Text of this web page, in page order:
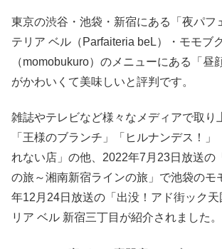
東京の渋谷・池袋・新宿にある「夜パフ
テリア ベル（Parfaiteria beL）・モモブ
（momobukuro）のメニューにある「昼
がかわいくて美味しいと評判です。
雑誌やテレビなど様々なメディアで取り
「王様のブランチ」「ヒルナンデス！
れない店」の他、2022年7月23日放送の
の旅～湘南新宿ラインの旅」で池袋のモ
年12月24日放送の「出没！アド街ック
リア ベル 新宿三丁目が紹介されました。